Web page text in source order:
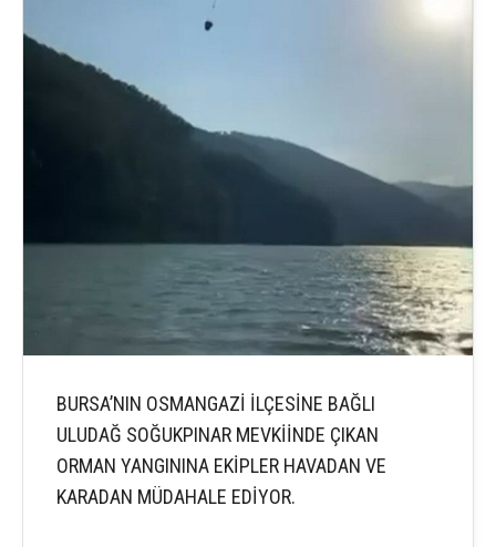
BURSA’NIN OSMANGAZİ İLÇESİNE BAĞLI
ULUDAĞ SOĞUKPINAR MEVKİİNDE ÇIKAN
ORMAN YANGININA EKİPLER HAVADAN VE
KARADAN MÜDAHALE EDİYOR.